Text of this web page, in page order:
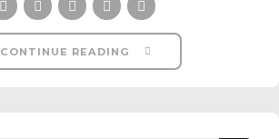
CONTINUE READING